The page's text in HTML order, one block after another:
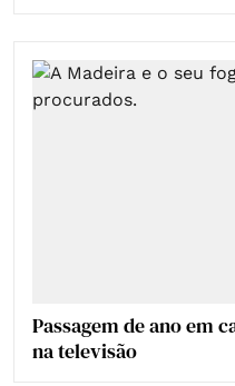
Passagem de ano em
na televisão